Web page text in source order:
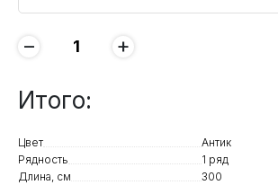
− +
Итого:
Цвет
Антик
Рядность
1 ряд
Длина, см
300